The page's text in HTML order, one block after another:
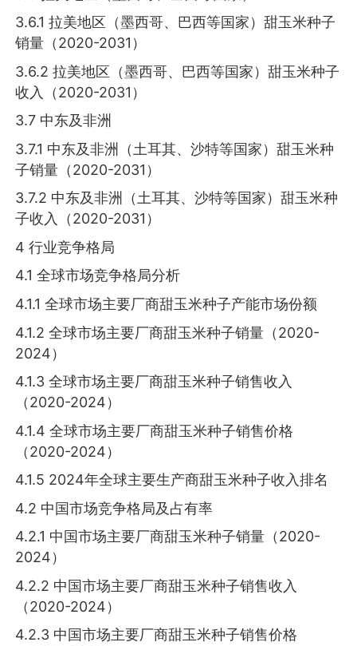
3.6.1 拉美地区（墨西哥、巴西等国家）甜玉米种子
销量（2020-2031）
3.6.2 拉美地区（墨西哥、巴西等国家）甜玉米种子
收入（2020-2031）
3.7 中东及非洲
3.7.1 中东及非洲（土耳其、沙特等国家）甜玉米种
子销量（2020-2031）
3.7.2 中东及非洲（土耳其、沙特等国家）甜玉米种
子收入（2020-2031）
4 行业竞争格局
4.1 全球市场竞争格局分析
4.1.1 全球市场主要厂商甜玉米种子产能市场份额
4.1.2 全球市场主要厂商甜玉米种子销量（2020-
2024）
4.1.3 全球市场主要厂商甜玉米种子销售收入
（2020-2024）
4.1.4 全球市场主要厂商甜玉米种子销售价格
（2020-2024）
4.1.5 2024年全球主要生产商甜玉米种子收入排名
4.2 中国市场竞争格局及占有率
4.2.1 中国市场主要厂商甜玉米种子销量（2020-
2024）
4.2.2 中国市场主要厂商甜玉米种子销售收入
（2020-2024）
4.2.3 中国市场主要厂商甜玉米种子销售价格